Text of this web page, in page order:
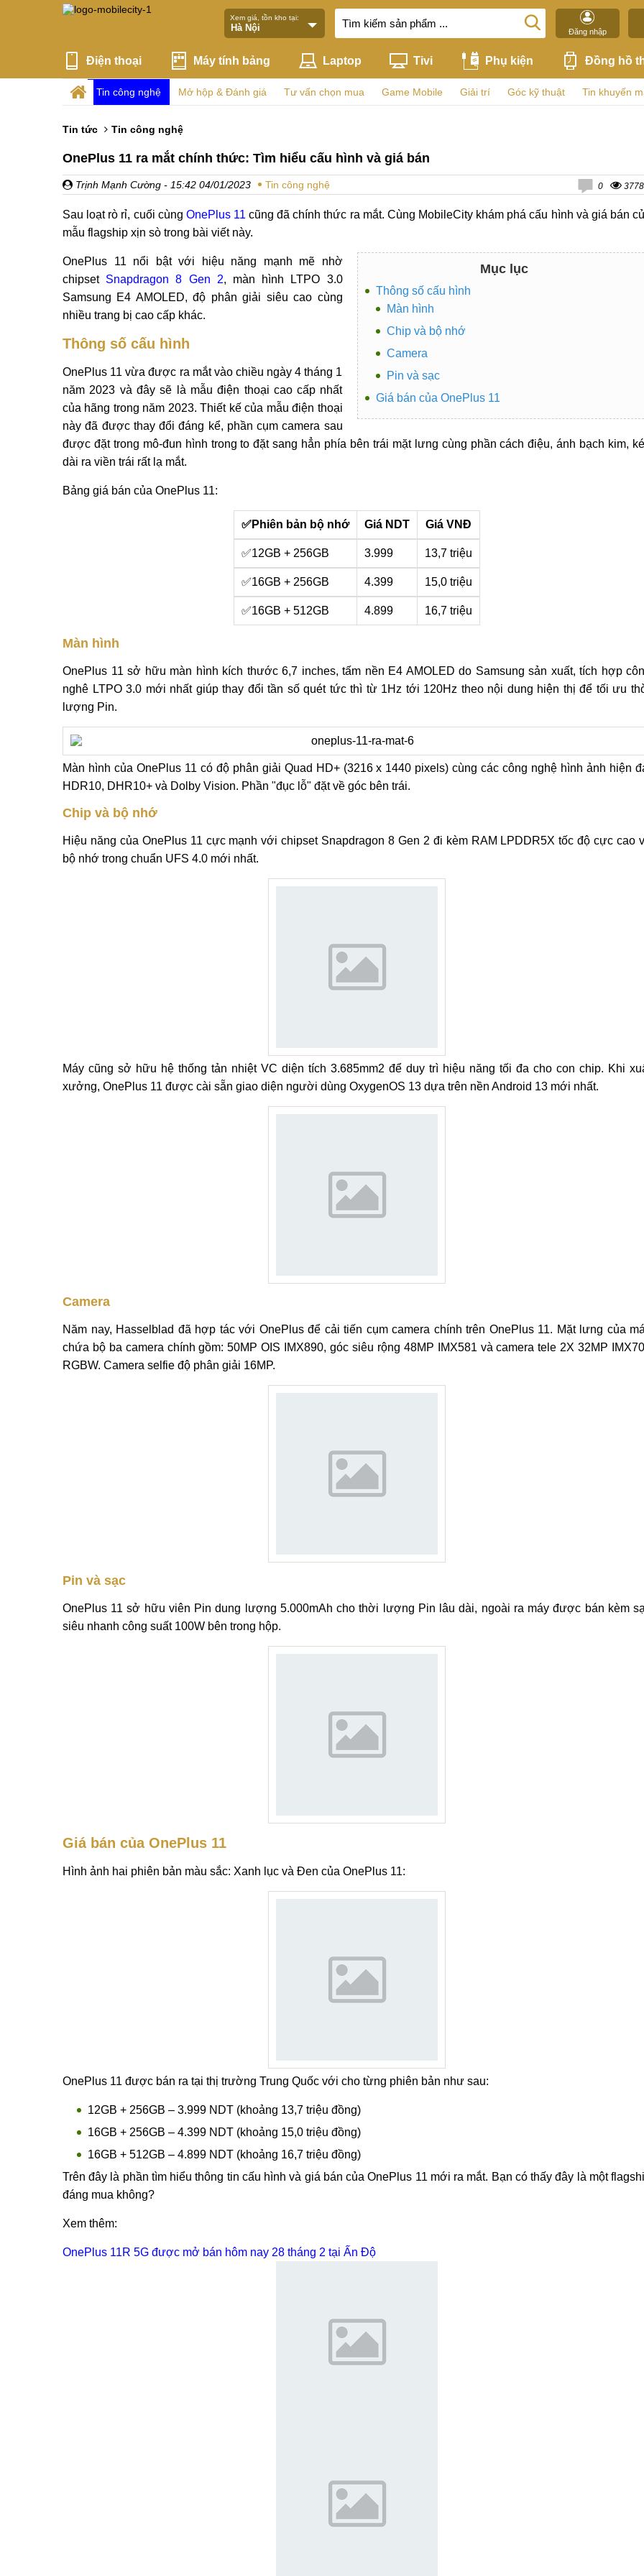
Xem giá, tồn kho tại:
Đăng nhập
Điện thoại Máy tính bảng Laptop Tivi Phụ kiện Đồng hồ
Tin công nghệ Mở hộp & Đánh giá Tư vấn chọn mua Game Mobile Giải trí Góc kỹ thuật Tin khuyến
Tin tức Tin công nghệ
OnePlus 11 ra mắt chính thức: Tìm hiểu cấu hình và giá bán
Trịnh Mạnh Cường - 15:42 04/01/2023 Tin công nghệ 0 3778
Sau loạt rò rỉ, cuối cùng OnePlus 11 cũng đã chính thức ra mắt. Cùng MobileCity khám phá cấu hình và giá bán
mẫu flagship xịn sò trong bài viết này.
Mục lục
Thông số cấu hình
Màn hình
Chip và bộ nhớ
Camera
Pin và sạc
Giá bán của OnePlus 11
OnePlus 11 nổi bật với hiệu năng mạnh mẽ nhờ
chipset Snapdragon 8 Gen 2, màn hình LTPO 3.0
Samsung E4 AMOLED, độ phân giải siêu cao cùng
nhiều trang bị cao cấp khác.
Thông số cấu hình
OnePlus 11 vừa được ra mắt vào chiều ngày 4 tháng 1
năm 2023 và đây sẽ là mẫu điện thoại cao cấp nhất
của hãng trong năm 2023. Thiết kế của mẫu điện thoại
này đã được thay đổi đáng kể, phần cụm camera sau
được đặt trong mô-đun hình trong to đặt sang hẳn phía bên trái mặt lưng cùng phần cách điệu, ánh bạch kim,
dài ra viền trái rất lạ mắt.
Bảng giá bán của OnePlus 11:
✅Phiên bản bộ nhớ Giá NDT Giá VNĐ
✅12GB + 256GB 3.999 13,7 triệu
✅16GB + 256GB 4.399 15,0 triệu
✅16GB + 512GB 4.899 16,7 triệu
Màn hình
OnePlus 11 sở hữu màn hình kích thước 6,7 inches, tấm nền E4 AMOLED do Samsung sản xuất, tích hợp
nghê LTPO 3.0 mới nhất giúp thay đổi tần số quét tức thì từ 1Hz tới 120Hz theo nội dung hiện thị để tối ưu
lượng Pin.
Màn hình của OnePlus 11 có độ phân giải Quad HD+ (3216 x 1440 pixels) cùng các công nghệ hình ảnh hiện
HDR10, DHR10+ và Dolby Vision. Phần "đục lỗ" đặt về góc bên trái.
Chip và bộ nhớ
Hiệu năng của OnePlus 11 cực mạnh với chipset Snapdragon 8 Gen 2 đi kèm RAM LPDDR5X tốc độ cực cao
bộ nhớ trong chuẩn UFS 4.0 mới nhất.
Máy cũng sở hữu hệ thống tản nhiệt VC diện tích 3.685mm2 để duy trì hiệu năng tối đa cho con chip. Khi
xưởng, OnePlus 11 được cài sẵn giao diện người dùng OxygenOS 13 dựa trên nền Android 13 mới nhất.
Camera
Năm nay, Hasselblad đã hợp tác với OnePlus để cải tiến cụm camera chính trên OnePlus 11. Mặt lưng của
chứa bộ ba camera chính gồm: 50MP OIS IMX890, góc siêu rộng 48MP IMX581 và camera tele 2X 32MP
RGBW. Camera selfie độ phân giải 16MP.
Pin và sạc
OnePlus 11 sở hữu viên Pin dung lượng 5.000mAh cho thời lượng Pin lâu dài, ngoài ra máy được bán kèm
siêu nhanh công suất 100W bên trong hộp.
Giá bán của OnePlus 11
Hình ảnh hai phiên bản màu sắc: Xanh lục và Đen của OnePlus 11:
OnePlus 11 được bán ra tại thị trường Trung Quốc với cho từng phiên bản như sau:
12GB + 256GB – 3.999 NDT (khoảng 13,7 triệu đồng)
16GB + 256GB – 4.399 NDT (khoảng 15,0 triệu đồng)
16GB + 512GB – 4.899 NDT (khoảng 16,7 triệu đồng)
Trên đây là phần tìm hiểu thông tin cấu hình và giá bán của OnePlus 11 mới ra mắt. Bạn có thấy đây là một
đáng mua không?
Xem thêm:
OnePlus 11R 5G được mở bán hôm nay 28 tháng 2 tại Ấn Độ